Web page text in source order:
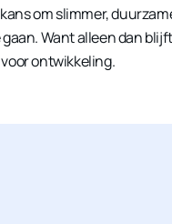
om slimmer,
Want alleen dan
ontwikkeling.